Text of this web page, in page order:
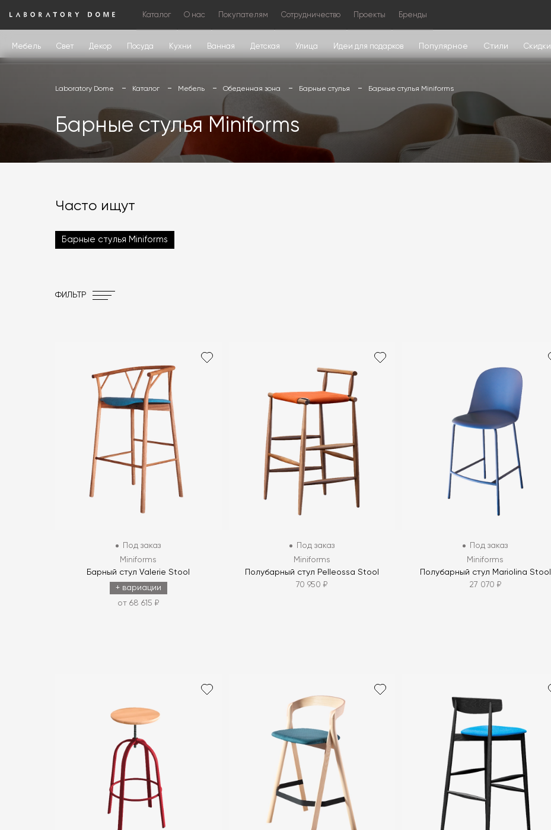
Каталог О нас Покупателям Сотрудничество Проекты Бренды
Мебель Свет Декор Посуда Кухни Ванная Детская Улица Идеи для подарков Популярное Стили Скидки
Laboratory Dome Каталог Мебель Обеденная зона Барные стулья Барные стулья Miniforms
Барные стулья Miniforms
Часто ищут
Барные стулья Miniforms
ФИЛЬТР
Под заказ
Miniforms
Барный стул Valerie Stool
+ вариации
от 68 615 ₽
Под заказ
Miniforms
Полубарный стул Pelleossa Stool
70 950 ₽
Под заказ
Miniforms
Полубарный стул Mariolina Stool
27 070 ₽